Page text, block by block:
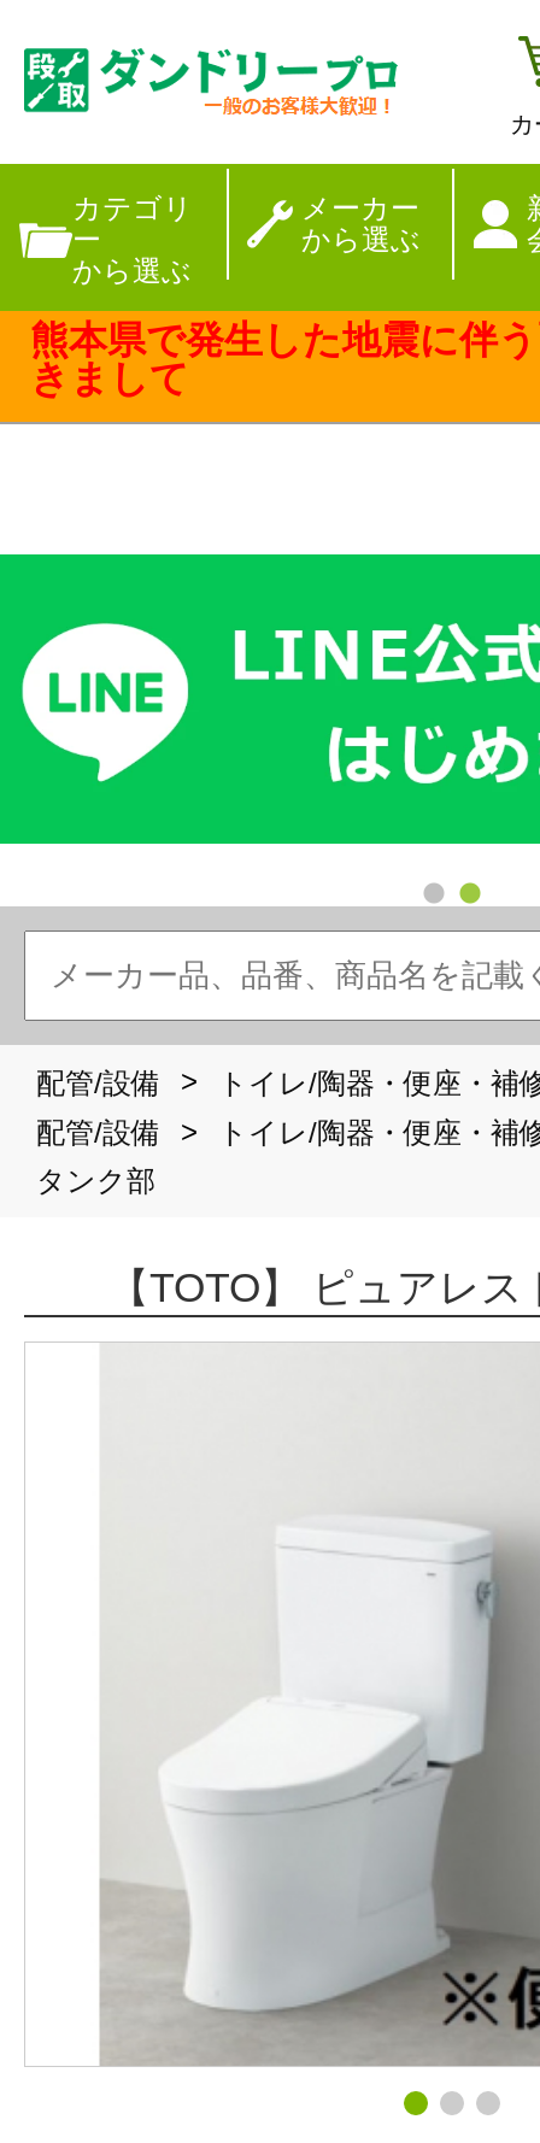
カテゴリ
ー
から選ぶ
メーカー
から選ぶ
【夏季休暇のお
熊本県で発生した地震に伴
きまして
配管/設備 >
トイレ/陶器・便座・補
配管/設備
>
トイレ/陶器・便座・補
タンク部
【TOTO】 ピュアレ